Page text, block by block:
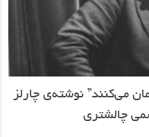
می‌کنند” نوشته‌ی چارلز
چالشتری